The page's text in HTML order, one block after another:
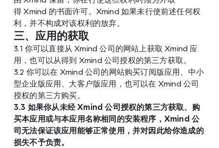
得 Xmind 的书面许可。Xmind 如果未行使前述任何权
利，并不构成对该权利的放弃。
三、应用的获取
3.1 你可以直接从 Xmind 公司的网站上获取 Xmind 应
用，也可以从得到 Xmind 公司授权的第三方获取。
3.2 你可以在 Xmind 公司的网站购买订阅版应用、中小
型企业版应用、大客户版应用，也可以在 Xmind 公司
授权的第三方购买。
3.3 如果你从未经 Xmind 公司授权的第三方获取、购
买本应用或与本应用名称相同的安装程序，Xmind 公
司无法保证该应用能够正常使用，并对因此给你造成的
损失不予负责。